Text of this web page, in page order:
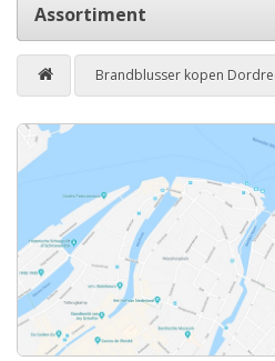
Assortiment
Brandblusser kopen